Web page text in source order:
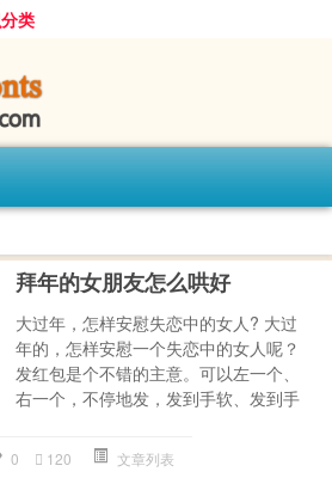
类
拜年的女朋友怎么哄好
大过年，怎样安慰失恋中的女人? 大过
年的，怎样安慰一个失恋中的女人呢？
发红包是个不错的主意。可以左一个、
右一个，不停地发，发到手软、发到手
0 120 文章列表